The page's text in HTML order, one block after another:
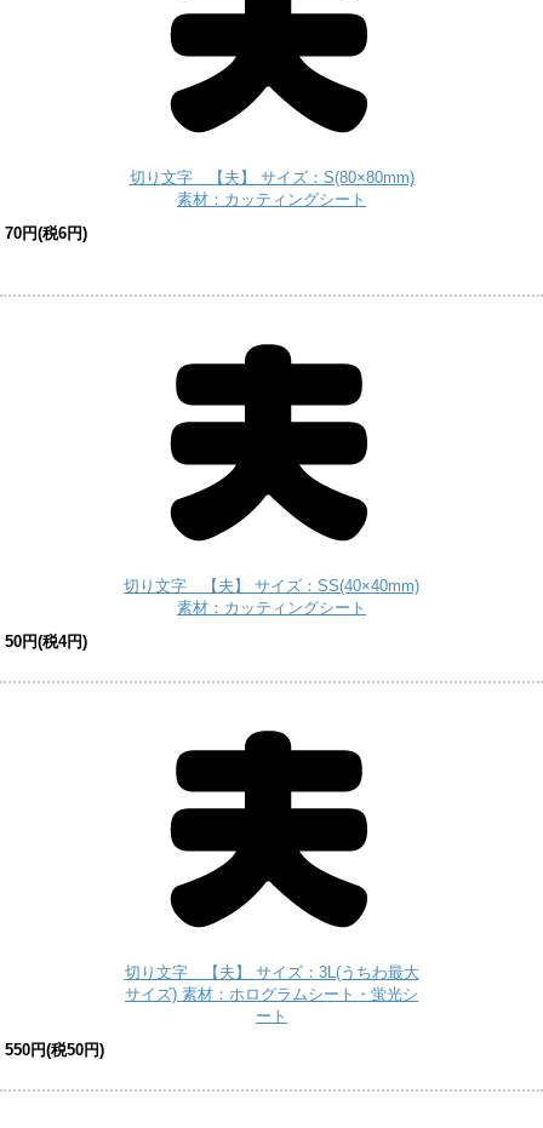
切り文字 【夫】 サイズ：S(80×80mm)
素材：カッティングシート
70円(税6円)
切り文字 【夫】 サイズ：SS(40×40mm)
素材：カッティングシート
50円(税4円)
切り文字 【夫】 サイズ：3L(うちわ最大
サイズ) 素材：ホログラムシート・蛍光シ
ート
550円(税50円)